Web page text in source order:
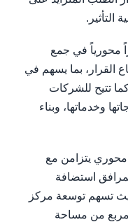
التأثير.
محورياً في جمع
القرار، بما يسهم في
كما تتيح للشركات
وخدماتها، وبناء
يتزامن مع
لمرافق استضافة
تسهم توسعة مركز
في توفير 140,000 متر مربع من مساحة